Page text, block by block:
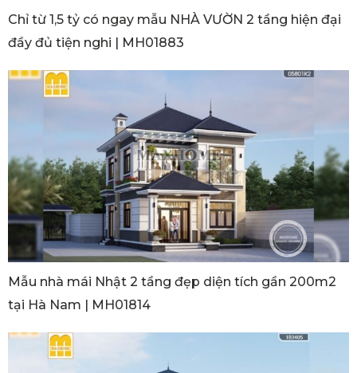
Chỉ từ 1,5 tỷ có ngay mẫu NHÀ VƯỜN 2 tầng hiện đại
đầy đủ tiện nghi | MH01883
Mẫu nhà mái Nhật 2 tầng đẹp diện tích gần 200m2
tại Hà Nam | MH01814